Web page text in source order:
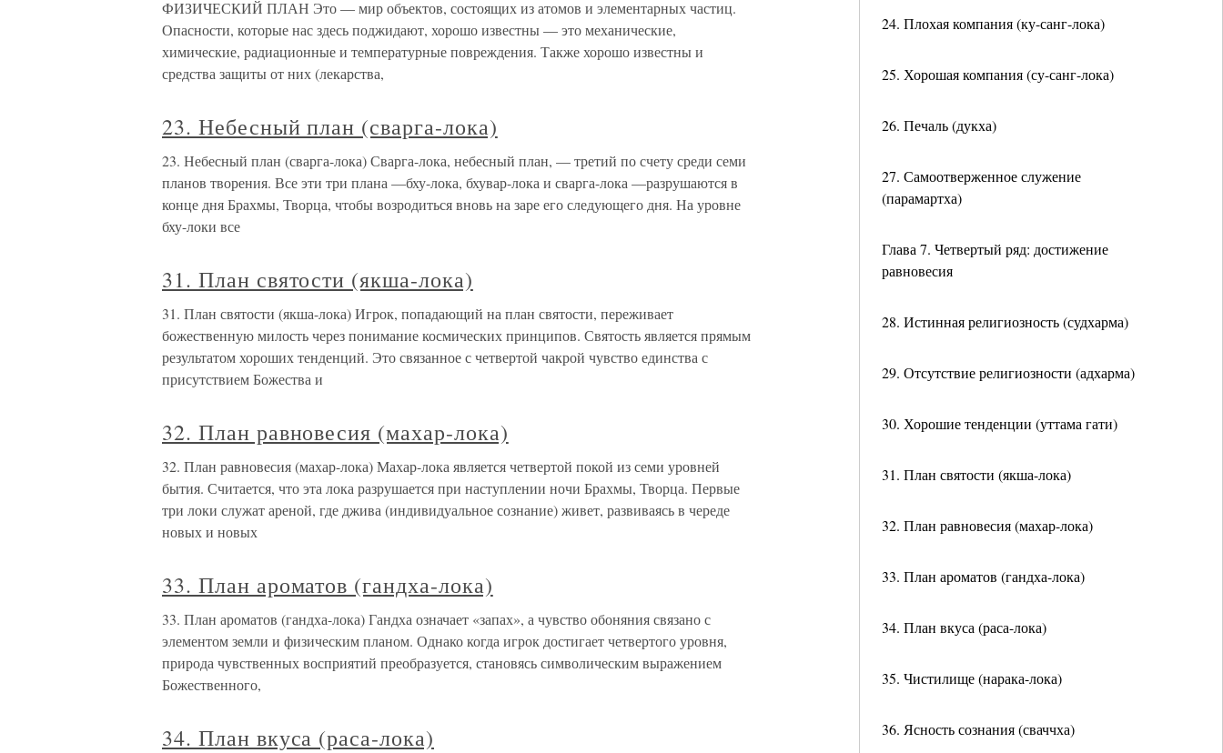
24. Плохая компания (ку-санг-лока)
25. Хорошая компания (су-санг-лока)
26. Печаль (дукха)
27. Самоотверженное служение
(парамартха)
Глава 7. Четвертый ряд: достижение
равновесия
28. Истинная религиозность (судхарма)
29. Отсутствие религиозности (адхарма)
30. Хорошие тенденции (уттама гати)
31. План святости (якша-лока)
32. План равновесия (махар-лока)
33. План ароматов (гандха-лока)
34. План вкуса (раса-лока)
35. Чистилище (нарака-лока)
36. Ясность сознания (сваччха)
ФИЗИЧЕСКИЙ ПЛАН Это — мир объектов, состоящих из атомов и элементарных частиц.
Опасности, которые нас здесь поджидают, хорошо известны — это механические,
химические, радиационные и температурные повреждения. Также хорошо известны и
средства защиты от них (лекарства,
23. Небесный план (сварга-лока)
23. Небесный план (сварга-лока) Сварга-лока, небесный план, — третий по счету среди семи
планов творения. Все эти три плана —бху-лока, бхувар-лока и сварга-лока —разрушаются в
конце дня Брахмы, Творца, чтобы возродиться вновь на заре его следующего дня. На уровне
бху-локи все
31. План святости (якша-лока)
31. План святости (якша-лока) Игрок, попадающий на план святости, переживает
божественную милость через понимание космических принципов. Святость является прямым
результатом хороших тенденций. Это связанное с четвертой чакрой чувство единства с
присутствием Божества и
32. План равновесия (махар-лока)
32. План равновесия (махар-лока) Махар-лока является четвертой покой из семи уровней
бытия. Считается, что эта лока разрушается при наступлении ночи Брахмы, Творца. Первые
три локи служат ареной, где джива (индивидуальное сознание) живет, развиваясь в череде
новых и новых
33. План ароматов (гандха-лока)
33. План ароматов (гандха-лока) Гандха означает «запах», а чувство обоняния связано с
элементом земли и физическим планом. Однако когда игрок достигает четвертого уровня,
природа чувственных восприятий преобразуется, становясь символическим выражением
Божественного,
34. План вкуса (раса-лока)